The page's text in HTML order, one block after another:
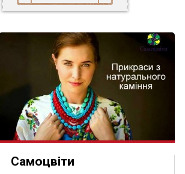
Самоцвіти